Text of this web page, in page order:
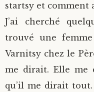
startsy et comment
J’ai cherché
trouvé une
Varnitsy chez le
me dirait. Elle me
qu’il me dirait